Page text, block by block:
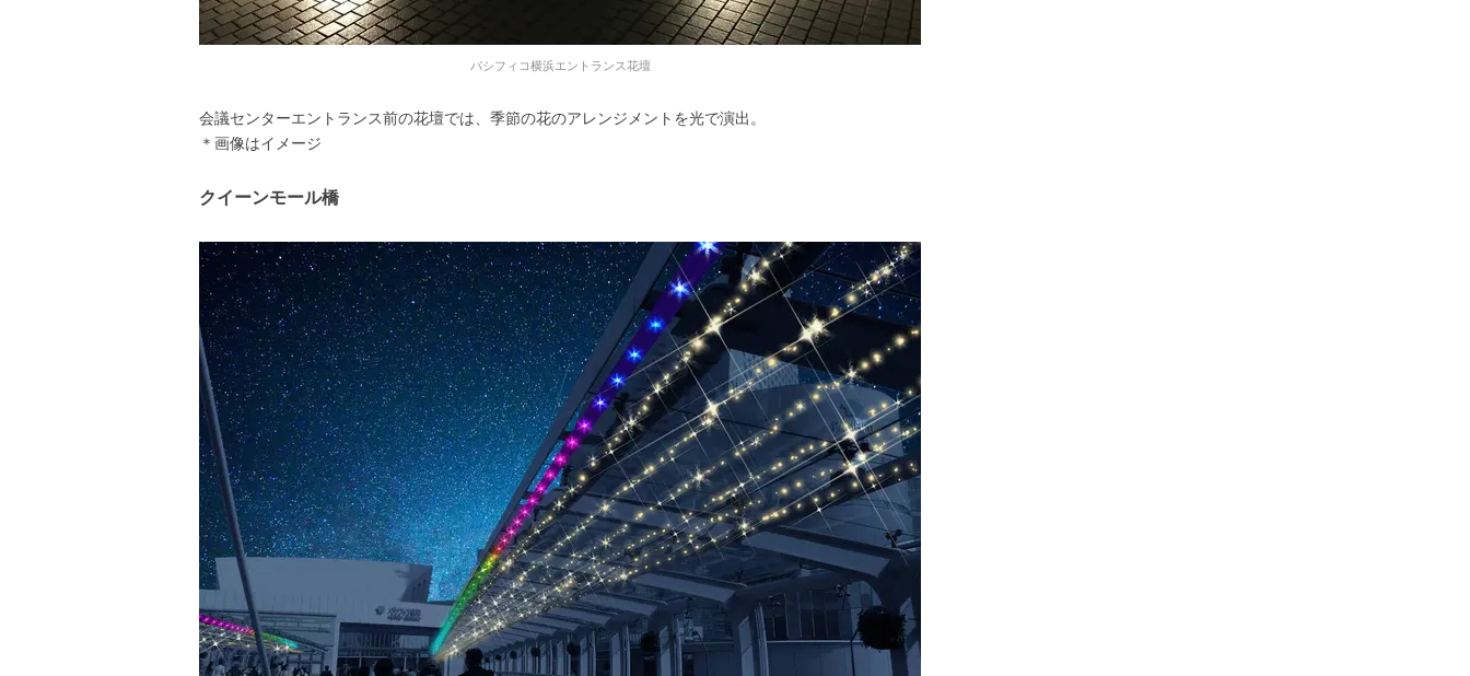
パシフィコ横浜エントランス花壇
会議センターエントランス前の花壇では、季節の花のアレンジメントを光で演出。
＊画像はイメージ
クイーンモール橋